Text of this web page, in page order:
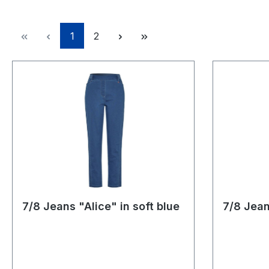
Seite
1 Seite
2
7/8 Jeans "Alice" in soft blue 7/8